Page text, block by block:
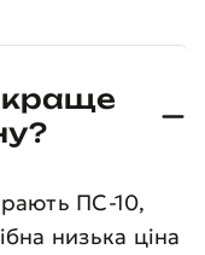
ПС-10,
низька ціна